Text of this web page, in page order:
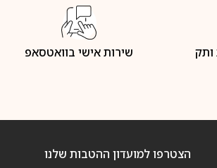
שירות אישי בוואטסאפ
הצטרפו למועדון ההטבות שלנו